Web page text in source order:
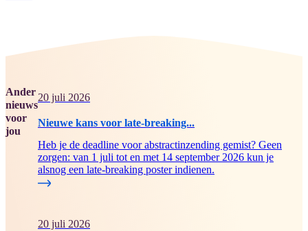
Ander
nieuws
voor
jou
20 juli 2026
Nieuwe kans voor late-breaking...
Heb je de deadline voor abstractinzending gemist? Geen
zorgen: van 1 juli tot en met 14 september 2026 kun je
alsnog een late-breaking poster indienen.
20 juli 2026